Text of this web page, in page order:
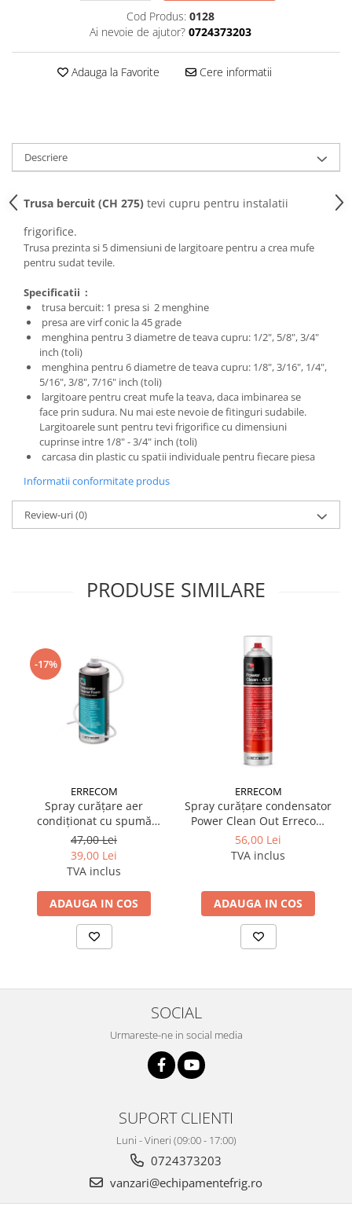
Cod Produs: 0128
Ai nevoie de ajutor? 0724373203
Adauga la Favorite Cere informatii
Descriere
Trusa bercuit (CH 275) tevi cupru pentru instalatii
frigorifice.
Trusa prezinta si 5 dimensiuni de largitoare pentru a crea mufe
pentru sudat tevile.
Specificatii :
trusa bercuit: 1 presa si 2 menghine
presa are virf conic la 45 grade
menghina pentru 3 diametre de teava cupru: 1/2", 5/8", 3/4"
inch (toli)
menghina pentru 6 diametre de teava cupru: 1/8", 3/16", 1/4",
5/16", 3/8", 7/16" inch (toli)
largitoare pentru creat mufe la teava, daca imbinarea se
face prin sudura. Nu mai este nevoie de fitinguri sudabile.
Largitoarele sunt pentru tevi frigorifice cu dimensiuni
cuprinse intre 1/8" - 3/4" inch (toli)
carcasa din plastic cu spatii individuale pentru fiecare piesa
Informatii conformitate produs
Review-uri(0)
PRODUSE SIMILARE
-17%
ERRECOM
Spray curățare aer
condiționat cu spumă
Evaporator Cleaner Foam
400 ml Errecom
47,00 Lei
39,00 Lei
TVA inclus
ADAUGA IN COS
ERRECOM
Spray curățare condensator
Power Clean Out Errecom
750 ml
56,00 Lei
TVA inclus
ADAUGA IN COS
SOCIAL
Urmareste-ne in social media
SUPORT CLIENTI
Luni - Vineri (09:00 - 17:00)
0724373203
vanzari@echipamentefrig.ro